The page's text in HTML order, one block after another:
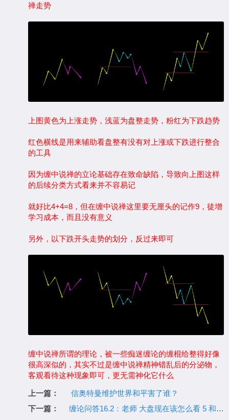
禅走势
上图黄色为上涨走势，浅蓝为盘整走势，粉红为下跌趋势
红色横线是用来辅助看盘整有没有对上涨或下跌进行整合
的工具
因为缠中说禅的立论基础存在致命缺陷，导致向上图这样
的后续分类方式看来并不容易记
就好比4+4=8，但在缠中说禅这里要无厘头的记作9，徒增
学习成本，而且没有意义
另外，以下跌开头走势的划分，反过来即可
缠中说禅所谓的理论，被一些痴迷缠论的缠棍给整得好像
很高深似的，其实不过是缠中说禅精神错乱后的分泌物，
客观看待这种现象即可，更无需神化它什么
上一篇：
信奥特曼维护世界和平害了谁？
下一篇：
缠论问答16.2：老师 大盘现在该怎么看 5 和30分